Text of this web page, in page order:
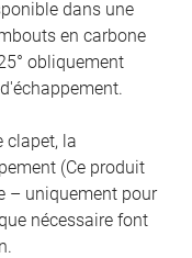
dans une
en carbone
obliquement
clapet, la
(Ce produit
– uniquement pour
nécessaire font